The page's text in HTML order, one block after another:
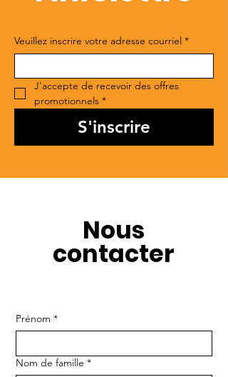
Veuillez inscrire votre adresse courriel *
J'accepte de recevoir des offres
promotionnels *
S'inscrire
Nous
contacter
Prénom *
Nom de famille *